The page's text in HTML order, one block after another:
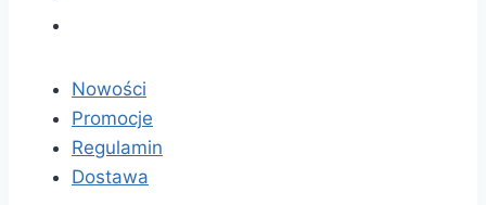
Nowości
Promocje
Regulamin
Dostawa